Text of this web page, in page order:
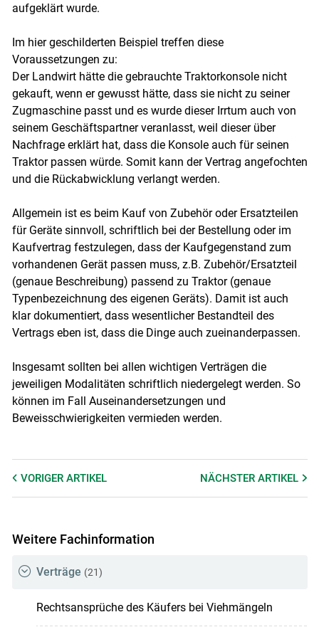
aufgeklärt wurde.
Im hier geschilderten Beispiel treffen diese
Voraussetzungen zu:
Der Landwirt hätte die gebrauchte Traktorkonsole nicht
gekauft, wenn er gewusst hätte, dass sie nicht zu seiner
Zugmaschine passt und es wurde dieser Irrtum auch von
seinem Geschäftspartner veranlasst, weil dieser über
Nachfrage erklärt hat, dass die Konsole auch für seinen
Traktor passen würde. Somit kann der Vertrag angefochten
und die Rückabwicklung verlangt werden.
Allgemein ist es beim Kauf von Zubehör oder Ersatzteilen
für Geräte sinnvoll, schriftlich bei der Bestellung oder im
Kaufvertrag festzulegen, dass der Kaufgegenstand zum
vorhandenen Gerät passen muss, z.B. Zubehör/Ersatzteil
(genaue Beschreibung) passend zu Traktor (genaue
Typenbezeichnung des eigenen Geräts). Damit ist auch
klar dokumentiert, dass wesentlicher Bestandteil des
Vertrags eben ist, dass die Dinge auch zueinanderpassen.
Insgesamt sollten bei allen wichtigen Verträgen die
jeweiligen Modalitäten schriftlich niedergelegt werden. So
können im Fall Auseinandersetzungen und
Beweisschwierigkeiten vermieden werden.
VORIGER ARTIKEL NÄCHSTERARTIKEL
Weitere Fachinformation
Verträge (21)
Rechtsansprüche des Käufers bei Viehmängeln